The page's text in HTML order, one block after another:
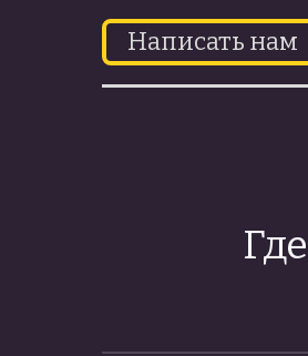
Написать нам